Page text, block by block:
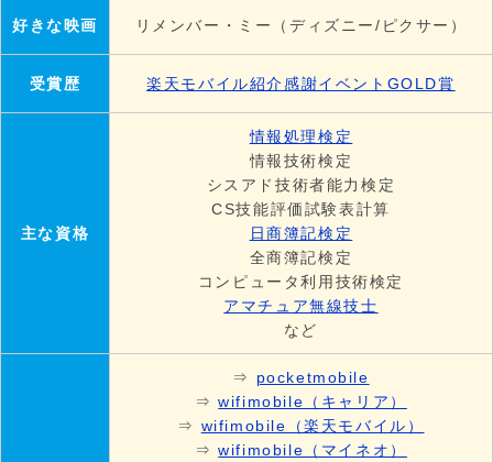
好きな映画 リメンバー・ミー（ディズニー/ピクサー）
受賞歴 楽天モバイル紹介感謝イベントGOLD賞
主な資格
情報処理検定
情報技術検定
シスアド技術者能力検定
CS技能評価試験表計算
日商簿記検定
全商簿記検定
コンピュータ利用技術検定
アマチュア無線技士
など
⇒ pocketmobile
⇒wifimobile（キャリア）
⇒ wifimobile（楽天モバイル）
⇒wifimobile（マイネオ）